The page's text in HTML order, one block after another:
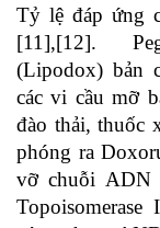
Tỷ lệ đáp ứng
[11],[12].
(Lipodox) bản
các vi cầu mỡ
đào thải, thuốc
phóng ra
vỡ chuỗi ADN